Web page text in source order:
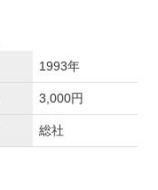
1993年
3,000円
総社